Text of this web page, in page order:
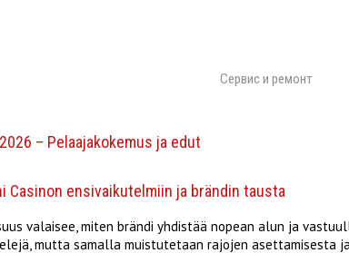
Сервис и ремонт
– Pelaajakokemus ja edut
Casinon ensivaikutelmiin ja brändin tausta
valaisee, miten brändi yhdistää nopean alun ja
mutta samalla muistutetaan rajojen asettamisesta